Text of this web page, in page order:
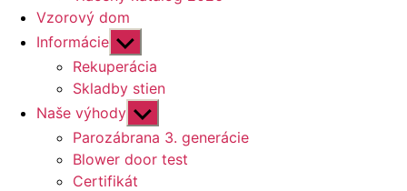
Vzorový dom
Informácie Zobraziť
druhú
úroveň
navigácie
Rekuperácia
Skladby stien
Naše výhody Zobraziť
druhú
úroveň
navigácie
Parozábrana 3. generácie
Blower door test
Certifikát